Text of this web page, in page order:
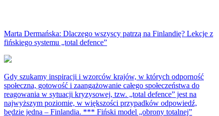
Marta Dermańska: Dlaczego wszyscy patrzą na Finlandię? Lekcje z
fińskiego systemu „total defence”
Gdy szukamy inspiracji i wzorców krajów, w których odporność
społeczna, gotowość i zaangażowanie całego społeczeństwa do
reagowania w sytuacji kryzysowej, tzw. „total defence” jest na
najwyższym poziomie, w większości przypadków odpowiedź,
będzie jedna – Finlandia. *** Fiński model „obrony totalnej”